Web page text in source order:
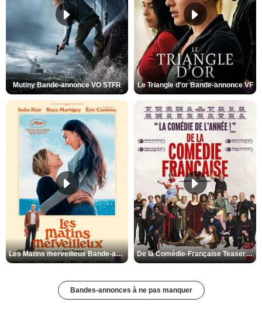
Mutiny Bande-annonce VO STFR Le Triangle d'or Bande-annonce VF
Les Matins merveilleux Bande-annonce VF De la Comédie-Française Teaser VF
Bandes-annonces à ne pas manquer